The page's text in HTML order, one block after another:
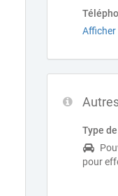
Afficher
Type
pour